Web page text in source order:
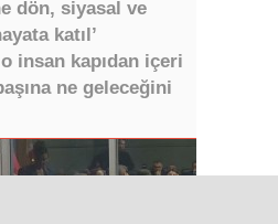
dön, siyasal ve
katıl’
insan kapıdan içeri
ne geleceğini